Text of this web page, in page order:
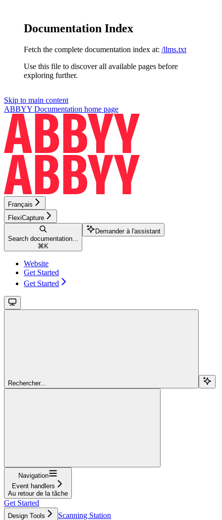
Documentation Index
Fetch the complete documentation index at: /llms.txt
Use this file to discover all available pages before
exploring further.
Skip to main content
ABBYY Documentation home page
Français
FlexiCapture
Search documentation...
⌘ K
Demander à l'assistant
Website
Get Started
Get Started
Rechercher...
Navigation
Event handlers
Au retour de la tâche
Get Started
Design Tools
Scanning Station